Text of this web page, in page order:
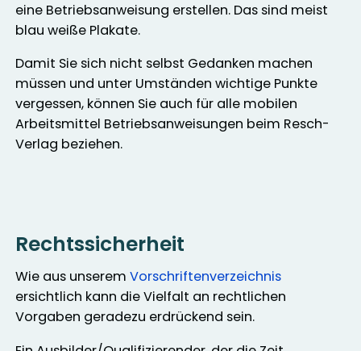
eine Betriebsanweisung erstellen. Das sind meist
blau weiße Plakate.
Damit Sie sich nicht selbst Gedanken machen
müssen und unter Umständen wichtige Punkte
vergessen, können Sie auch für alle mobilen
Arbeitsmittel Betriebsanweisungen beim Resch-
Verlag beziehen.
Rechtssicherheit
Wie aus unseremVorschriftenverzeichnis
ersichtlich kann die Vielfalt an rechtlichen
Vorgaben geradezu erdrückend sein.